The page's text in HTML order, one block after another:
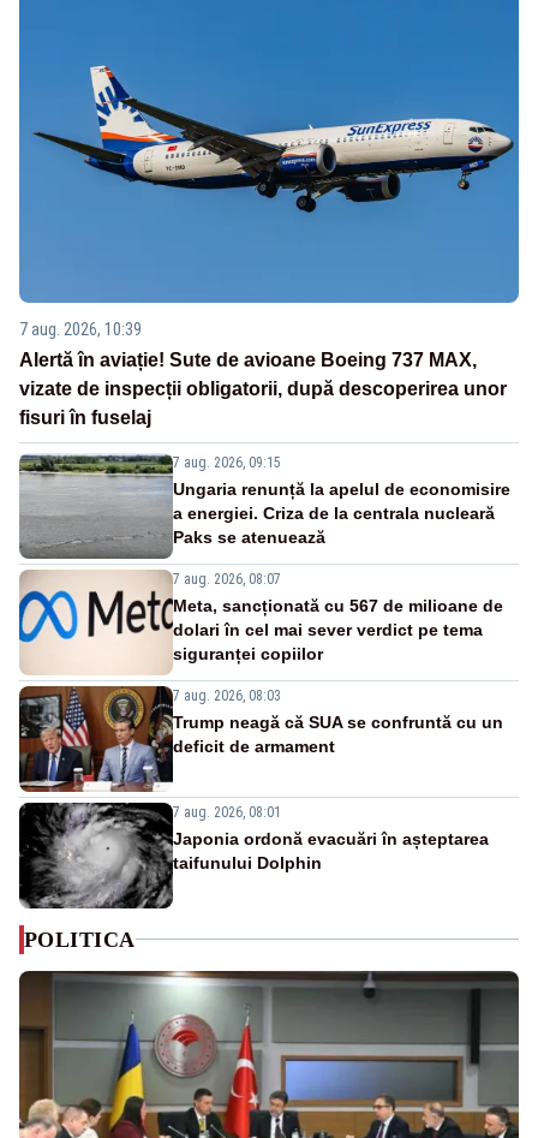
7 aug. 2026, 10:39
Alertă în aviație! Sute de avioane Boeing 737 MAX,
vizate de inspecții obligatorii, după descoperirea unor
fisuri în fuselaj
7 aug. 2026, 09:15
Ungaria renunță la apelul de economisire
a energiei. Criza de la centrala nucleară
Paks se atenuează
7 aug. 2026, 08:07
Meta, sancționată cu 567 de milioane de
dolari în cel mai sever verdict pe tema
siguranței copiilor
7 aug. 2026, 08:03
Trump neagă că SUA se confruntă cu un
deficit de armament
7 aug. 2026, 08:01
Japonia ordonă evacuări în așteptarea
taifunului Dolphin
POLITICA